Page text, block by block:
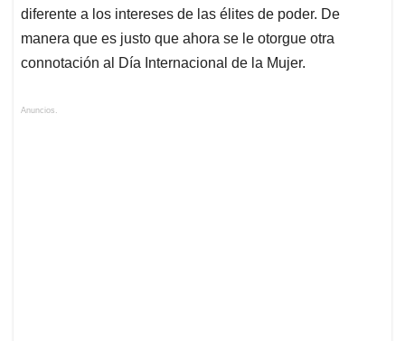
diferente a los intereses de las élites de poder. De
manera que es justo que ahora se le otorgue otra
connotación al Día Internacional de la Mujer.
Anuncios.